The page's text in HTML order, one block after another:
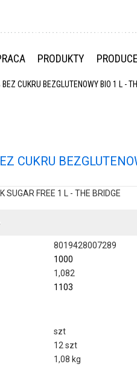
PRODUKTY
CUKRU BEZGLUTENOWY BIO 1 L -
CUKRU
SUGAR FREE 1 L - THE BRIDGE
8019428007289
1000
1,082
1103
szt
12 szt
1,08 kg